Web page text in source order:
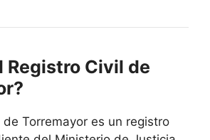
Registro Civil de
de Torremayor es un registro